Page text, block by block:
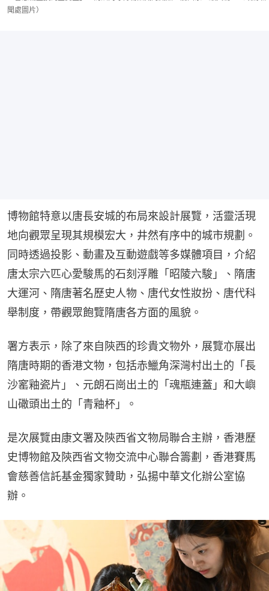
聞處圖片）
博物館特意以唐長安城的布局來設計展覽，活靈活現
地向觀眾呈現其規模宏大，井然有序中的城市規劃。
同時透過投影、動畫及互動遊戲等多媒體項目，介紹
唐太宗六匹心愛駿馬的石刻浮雕「昭陵六駿」、隋唐
大運河、隋唐著名歷史人物、唐代女性妝扮、唐代科
舉制度，帶觀眾飽覽隋唐各方面的風貌。
署方表示，除了來自陝西的珍貴文物外，展覽亦展出
隋唐時期的香港文物，包括赤鱲角深灣村出土的「長
沙窰釉瓷片」、元朗石崗出土的「魂瓶連蓋」和大嶼
山䃟頭出土的「青釉杯」。
是次展覽由康文署及陝西省文物局聯合主辦，香港歷
史博物館及陝西省文物交流中心聯合籌劃，香港賽馬
會慈善信託基金獨家贊助，弘揚中華文化辦公室協
辦。